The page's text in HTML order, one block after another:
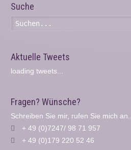
Suche
Aktuelle Tweets
loading tweets...
Fragen? Wünsche?
Schreiben Sie mir, rufen Sie mich an...
+ 49 (0)7247/ 98 71 957
+ 49 (0)179 220 52 46